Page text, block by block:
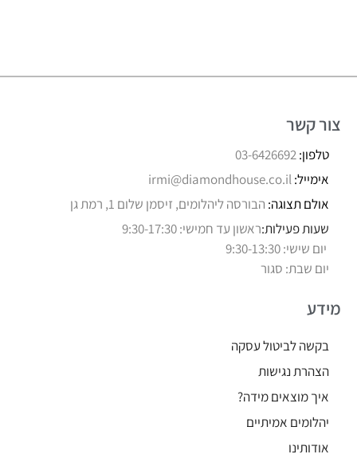
צור קשר
טלפון:03-6426692
אימייל:irmi@diamondhouse.co.il
אולם תצוגה: הבורסה ליהלומים, זיסמן שלום 1, רמת גן
שעות פעילות:ראשון עד חמישי: 9:30-17:30
יום שישי: 9:30-13:30
יום שבת: סגור
מידע
בקשה לביטול עסקה
הצהרת נגישות
איך מוצאים מידה?
יהלומים אמיתיים
אודותינו